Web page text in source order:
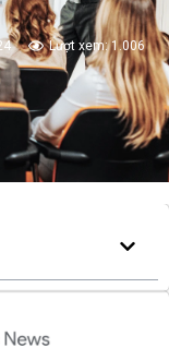
Lượt xem: 1.006